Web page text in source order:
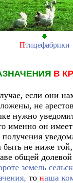
Птицефабрики
В
если они
не
нужно
именно он
не ниже
общей долевой
земель
то наша